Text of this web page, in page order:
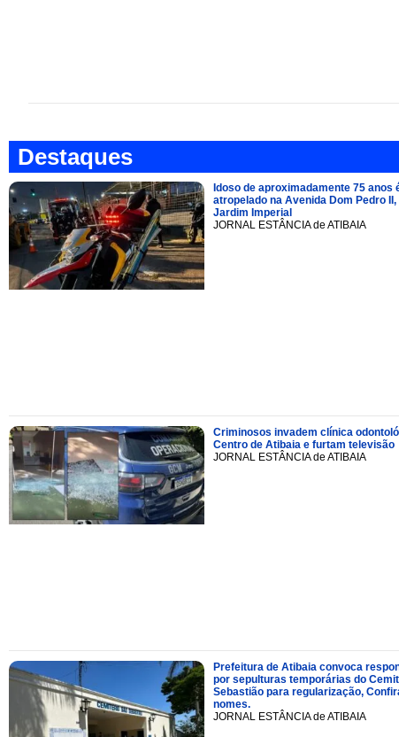
Destaques
Idoso de aproximadamente 75 anos
atropelado na Avenida Dom Pedro II,
Jardim Imperial
JORNAL ESTÂNCIA de ATIBAIA
Criminosos invadem clínica
Centro de Atibaia e furtam televisão
JORNAL ESTÂNCIA de ATIBAIA
Prefeitura de Atibaia convoca
por sepulturas temporárias do
Sebastião para regularização,
nomes.
JORNAL ESTÂNCIA de ATIBAIA